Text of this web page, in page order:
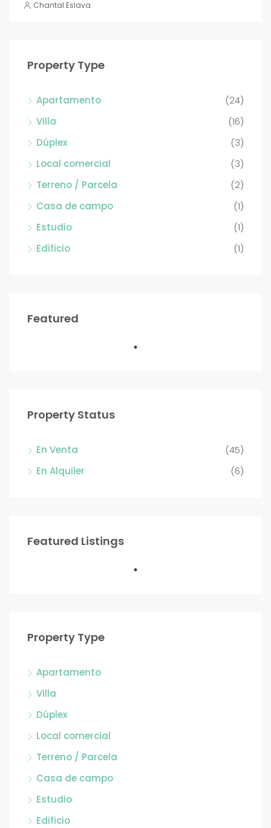
Chantal Eslava
Property Type
Apartamento
(24)
Villa
(16)
Dúplex
(3)
Local comercial
(3)
Terreno / Parcela
(2)
Casa de campo
(1)
Estudio
(1)
Edificio
(1)
Featured
Property Status
En Venta
(45)
En Alquiler
(6)
Featured Listings
Property Type
Apartamento
Villa
Dúplex
Local comercial
Terreno / Parcela
Casa de campo
Estudio
Edificio